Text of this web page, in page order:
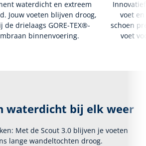
waterdicht en extreem
Jouw voeten blijven droog,
de drielaags GORE-TEX®-
binnenvoering.
voet
schoen
voet
waterdicht bij elk weer
Met de Scout 3.0 blijven je voeten
lange wandeltochten droog.